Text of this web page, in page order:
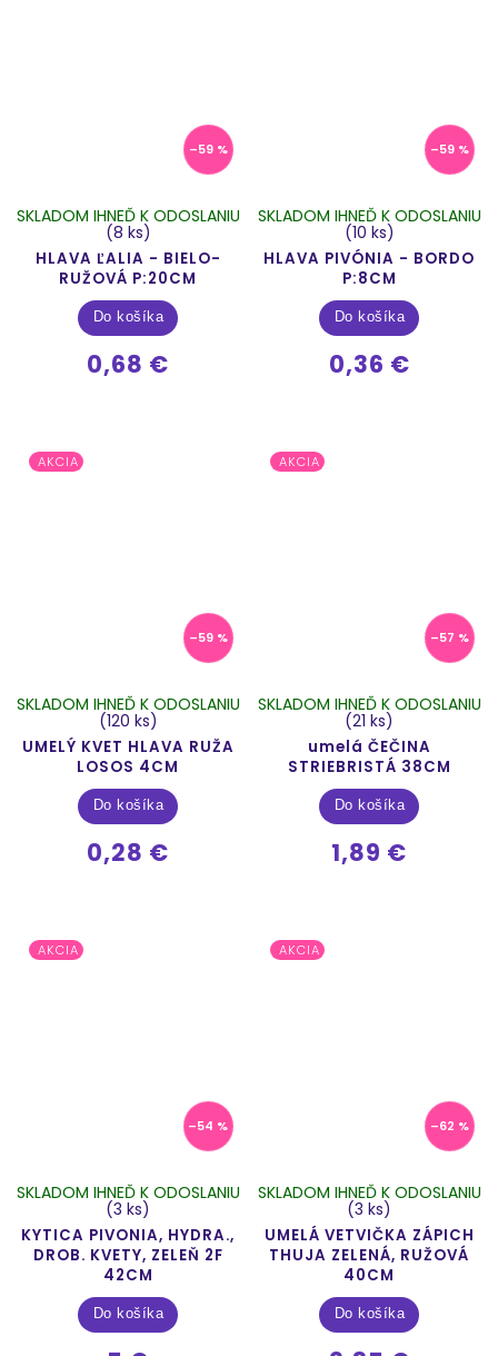
–59 %
HLAVA ĽALIA - BIELO-
RUŽOVÁ P:20CM
SKLADOM IHNEĎ K ODOSLANIU
(8 ks)
0,68 €
Do košíka
–59 %
HLAVA PIVÓNIA - BORDO
P:8CM
SKLADOM IHNEĎ K ODOSLANIU
(10 ks)
0,36 €
Do košíka
AKCIA
–59 %
UMELÝ KVET HLAVA RUŽA
LOSOS 4CM
SKLADOM IHNEĎ K ODOSLANIU
(120 ks)
0,28 €
Do košíka
AKCIA
–57 %
umelá ČEČINA
STRIEBRISTÁ 38CM
SKLADOM IHNEĎ K ODOSLANIU
(21 ks)
1,89 €
Do košíka
AKCIA
–54 %
KYTICA PIVONIA, HYDRA.,
DROB. KVETY, ZELEŇ 2F
42CM
SKLADOM IHNEĎ K ODOSLANIU
(3 ks)
Do košíka
AKCIA
–62 %
UMELÁ VETVIČKA ZÁPICH
THUJA ZELENÁ, RUŽOVÁ
40CM
SKLADOM IHNEĎ K ODOSLANIU
(3 ks)
Do košíka